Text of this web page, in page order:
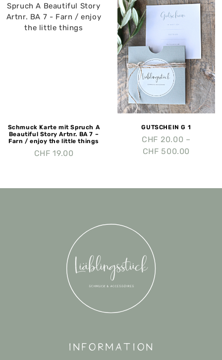
Schmuck Karte mit Spruch A
Beautiful Story Artnr. BA 7 –
Farn / enjoy the little things
CHF 19.00
GUTSCHEIN G 1
CHF 20.00 –
CHF 500.00
Information